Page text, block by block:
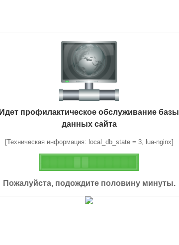
Идет профилактическое обслуживание базы
данных сайта
[Техническая информация: local_db_state = 3, lua-nginx]
Пожалуйста, подождите половину минуты.